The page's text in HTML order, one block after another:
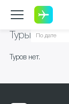
Туры
Туров нет.